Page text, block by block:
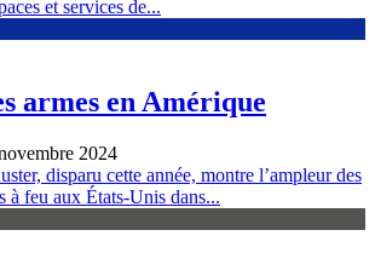
et services de...
armes en Amérique
2024
disparu cette année, montre l’ampleur des
à feu aux États-Unis dans...